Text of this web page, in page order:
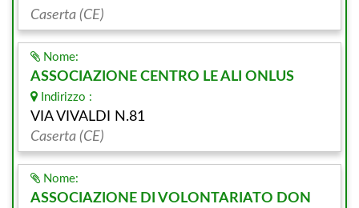
Caserta (CE)
Nome:
ASSOCIAZIONE CENTRO LE ALI ONLUS
Indirizzo :
VIA VIVALDI N.81
Caserta (CE)
Nome:
ASSOCIAZIONE DI VOLONTARIATO DON